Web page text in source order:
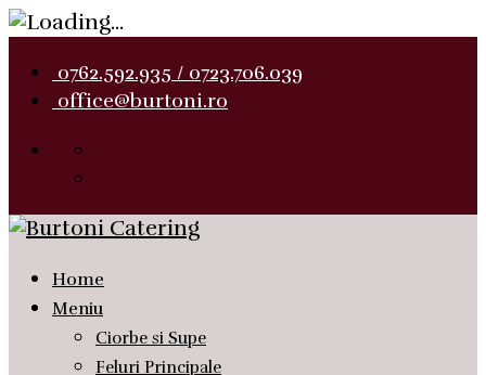
0762.592.935 / 0723.706.039
office@burtoni.ro
Home
Meniu
Ciorbe si Supe
Feluri Principale